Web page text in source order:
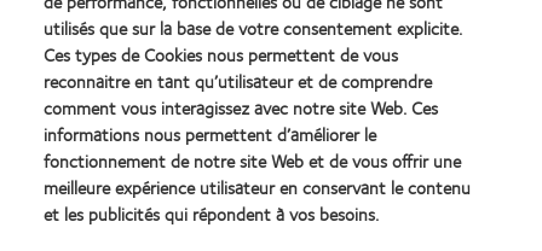
être agréées par la FDA américaine pour l'énoncé suivant :
« améliorer le confort en cas de sécheresse oculaire ou de léger
inconfort lors du port de lentilles ».
Options de lentilles en hydrogel de haute qualité
La gamme Proclear comprend des lentilles adaptées à une large
palette de corrections. Avec leurs géométries multifocales,
utilisés que sur la base de votre consentement explicite.
Ces types de Cookies nous permettent de vous
reconnaitre en tant qu’utilisateur et de comprendre
comment vous interagissez avec notre site Web. Ces
informations nous permettent d’améliorer le
fonctionnement de notre site Web et de vous offrir une
meilleure expérience utilisateur en conservant le contenu
et les publicités qui répondent à vos besoins.